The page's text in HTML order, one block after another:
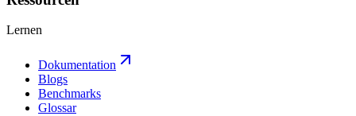
Lernen
Dokumentation
Blogs
Benchmarks
Glossar